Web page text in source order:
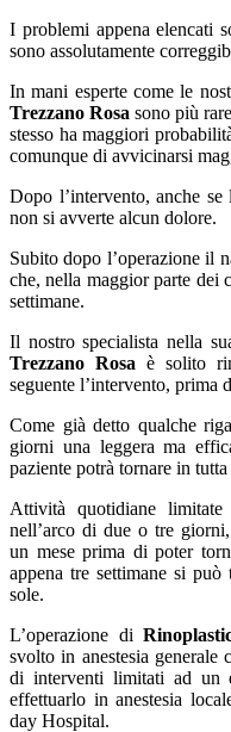
I problemi appena elencati
sono assolutamente
In mani esperte come le
Trezzano Rosa sono più
stesso ha maggiori
comunque di avvicinarsi
Dopo l’intervento, anche se
non si avverte alcun dolore.
Subito dopo l’operazione il
che, nella maggior parte dei
settimane.
Il nostro specialista nella
Trezzano Rosa è solito
seguente l’intervento, prima
Come già detto qualche
giorni una leggera ma
paziente potrà tornare in
Attività quotidiane limitate
nell’arco di due o tre
un mese prima di poter
appena tre settimane si può
sole.
L’operazione di
svolto in anestesia
di interventi limitati ad un
effettuarlo in anestesia
day Hospital.